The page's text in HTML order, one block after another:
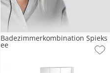
Badezimmerkombination Spieks
ee